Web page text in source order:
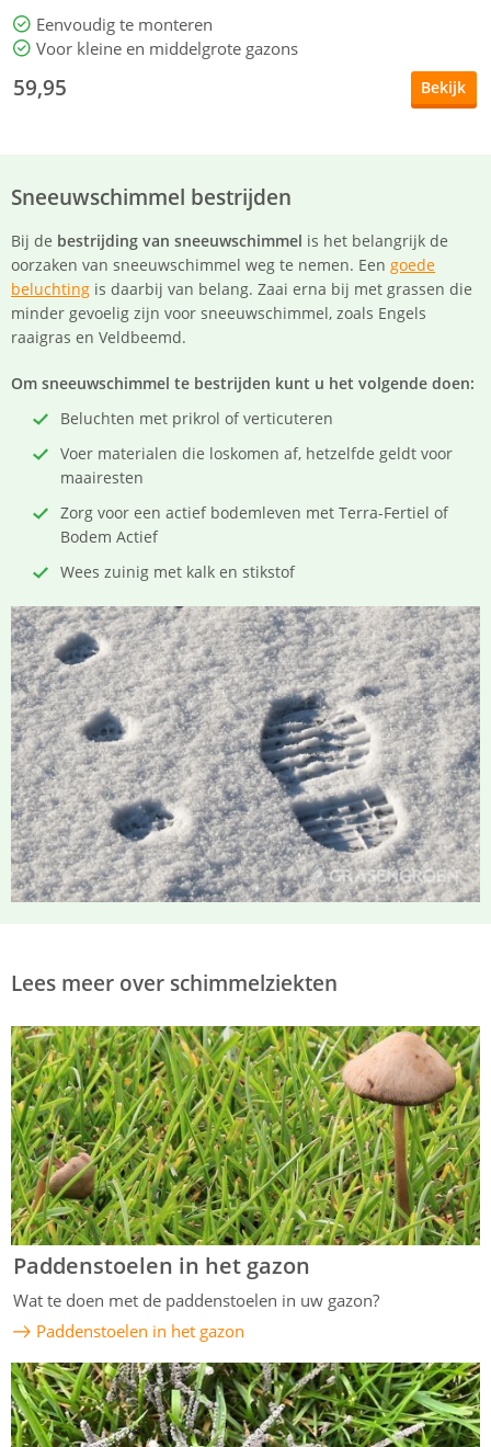
Eenvoudig te monteren
Voor kleine en middelgrote gazons
59,95 Bekijk
Sneeuwschimmel bestrijden
Bij de bestrijding van sneeuwschimmel is het belangrijk de
oorzaken van sneeuwschimmel weg te nemen. Een goede
beluchting is daarbij van belang. Zaai erna bij met grassen die
minder gevoelig zijn voor sneeuwschimmel, zoals Engels
raaigras en Veldbeemd.
Om sneeuwschimmel te bestrijden kunt u het volgende doen:
Beluchten met prikrol of verticuteren
Voer materialen die loskomen af, hetzelfde geldt voor
maairesten
Zorg voor een actief bodemleven met Terra-Fertiel of
Bodem Actief
Wees zuinig met kalk en stikstof
Lees meer over schimmelziekten
Paddenstoelen in het gazon
Wat te doen met de paddenstoelen in uw gazon?
Paddenstoelen in het gazon